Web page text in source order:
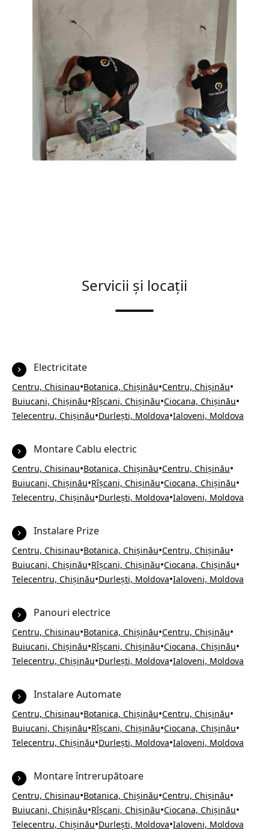
Servicii și locații
Electricitate
Centru, Chisinau•Botanica, Chișinău•Centru, Chișinău•
Buiucani, Chișinău•Rîșcani, Chișinău•Ciocana, Chișinău•
Telecentru, Chișinău•Durlești, Moldova•Ialoveni, Moldova
Montare Cablu electric
Centru, Chisinau•Botanica, Chișinău•Centru, Chișinău•
Buiucani, Chișinău•Rîșcani, Chișinău•Ciocana, Chișinău•
Telecentru, Chișinău•Durlești, Moldova•Ialoveni, Moldova
Instalare Prize
Centru, Chisinau•Botanica, Chișinău•Centru, Chișinău•
Buiucani, Chișinău•Rîșcani, Chișinău•Ciocana, Chișinău•
Telecentru, Chișinău•Durlești, Moldova•Ialoveni, Moldova
Panouri electrice
Centru, Chisinau•Botanica, Chișinău•Centru, Chișinău•
Buiucani, Chișinău•Rîșcani, Chișinău•Ciocana, Chișinău•
Telecentru, Chișinău•Durlești, Moldova•Ialoveni, Moldova
Instalare Automate
Centru, Chisinau•Botanica, Chișinău•Centru, Chișinău•
Buiucani, Chișinău•Rîșcani, Chișinău•Ciocana, Chișinău•
Telecentru, Chișinău•Durlești, Moldova•Ialoveni, Moldova
Montare întrerupătoare
Centru, Chisinau•Botanica, Chișinău•Centru, Chișinău•
Buiucani, Chișinău•Rîșcani, Chișinău•Ciocana, Chișinău•
Telecentru, Chișinău•Durlești, Moldova•Ialoveni, Moldova